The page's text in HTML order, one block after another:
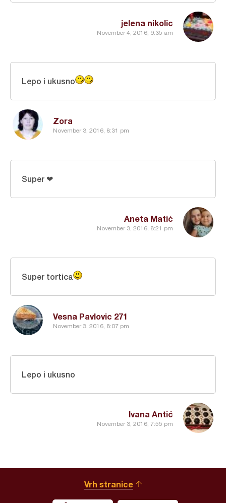
jelena nikolic
November 4, 2016, 9:35 am
Zora
November 3, 2016, 8:31 pm
Lepo i ukusno
Aneta Matić
November 3, 2016, 8:21 pm
Super ❤
Vesna Pavlovic 271
November 3, 2016, 8:07 pm
Super tortica
Ivana Antić
November 3, 2016, 7:55 pm
Lepo i ukusno
Vrh stranice